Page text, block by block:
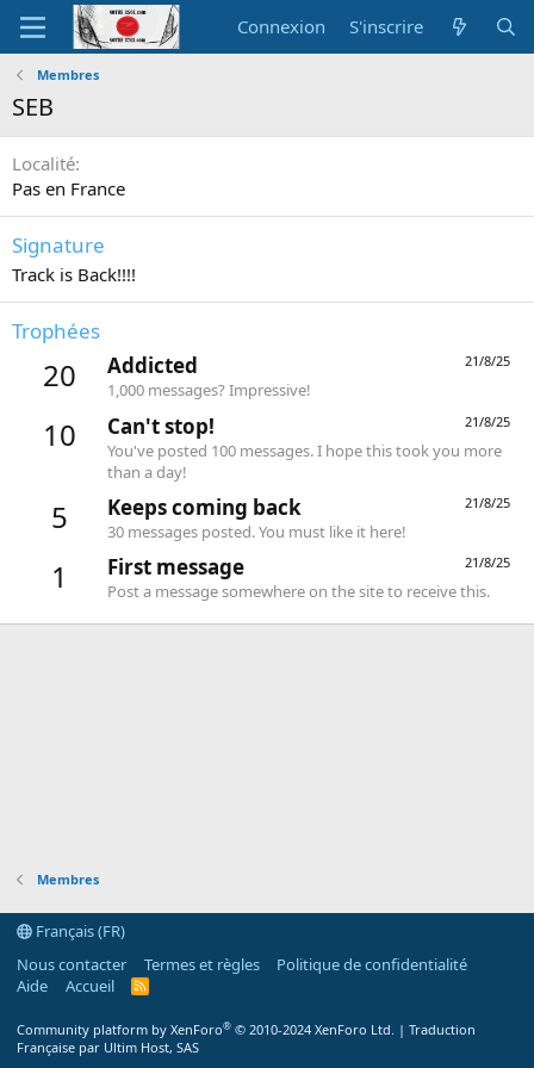
Connexion S'inscrire
Membres
SEB
Localité
Pas en France
Signature
Track is Back!!!!
Trophées
20 21/8/25
Addicted
1,000 messages? Impressive!
10 21/8/25
Can't stop!
You've posted 100 messages. I hope this took you more
than a day!
5 21/8/25
Keeps coming back
30 messages posted. You must like it here!
1 21/8/25
First message
Post a message somewhere on the site to receive this.
Membres
Français (FR)
Nous contacter
Termes et règles
Politique de confidentialité
Aide
Accueil
R
Community platform by XenForo® © 2010-2024 XenForo Ltd. | Traduction
Française par Ultim Host, SAS